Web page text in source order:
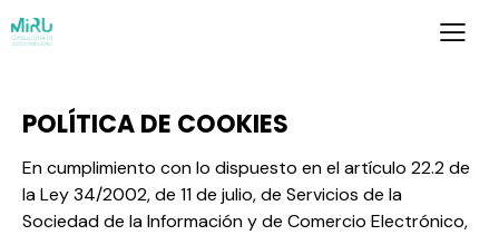
POLÍTICA DE COOKIES
En cumplimiento con lo dispuesto en el artículo 22.2 de
la Ley 34/2002, de 11 de julio, de Servicios de la
Sociedad de la Información y de Comercio Electrónico,